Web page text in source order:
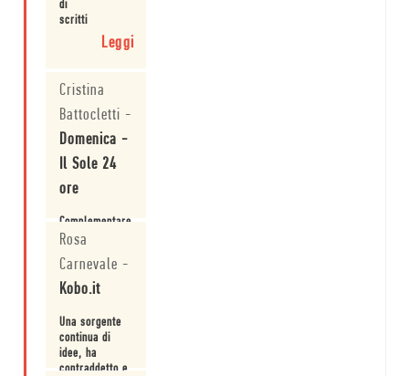
riconoscibile
ad apertura di
di
scritti
novecento
a oggi
che
ricostruiscono
il
percorso
del
critico
e
Leggi
Cristina
Battocletti -
Domenica -
Il Sole 24
ore
Complementare
e
è la lettura di
Son nato
morirò cretino,
cinquecento
pagine di
scritti dal
Rosa
Carnevale -
Kobo.it
Una sorgente
continua di
idee, ha
contraddetto e